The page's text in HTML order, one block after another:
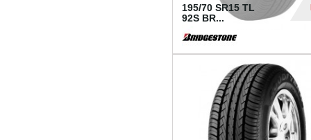
195/70 SR15 TL
92S BR...